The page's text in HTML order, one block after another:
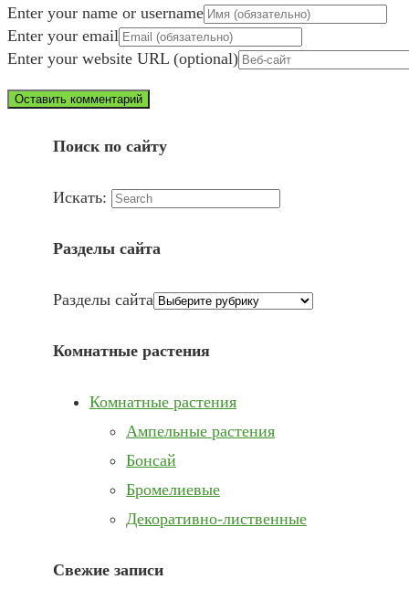
Enter your name or username
Enter your email
Enter your website URL (optional)
Поиск по сайту
Искать:
Разделы сайта
Разделы сайта
Комнатные растения
Комнатные растения
Ампельные растения
Бонсай
Бромелиевые
Декоративно-лиственные
Свежие записи